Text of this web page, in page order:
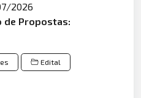
2026
de Propostas:
Edital